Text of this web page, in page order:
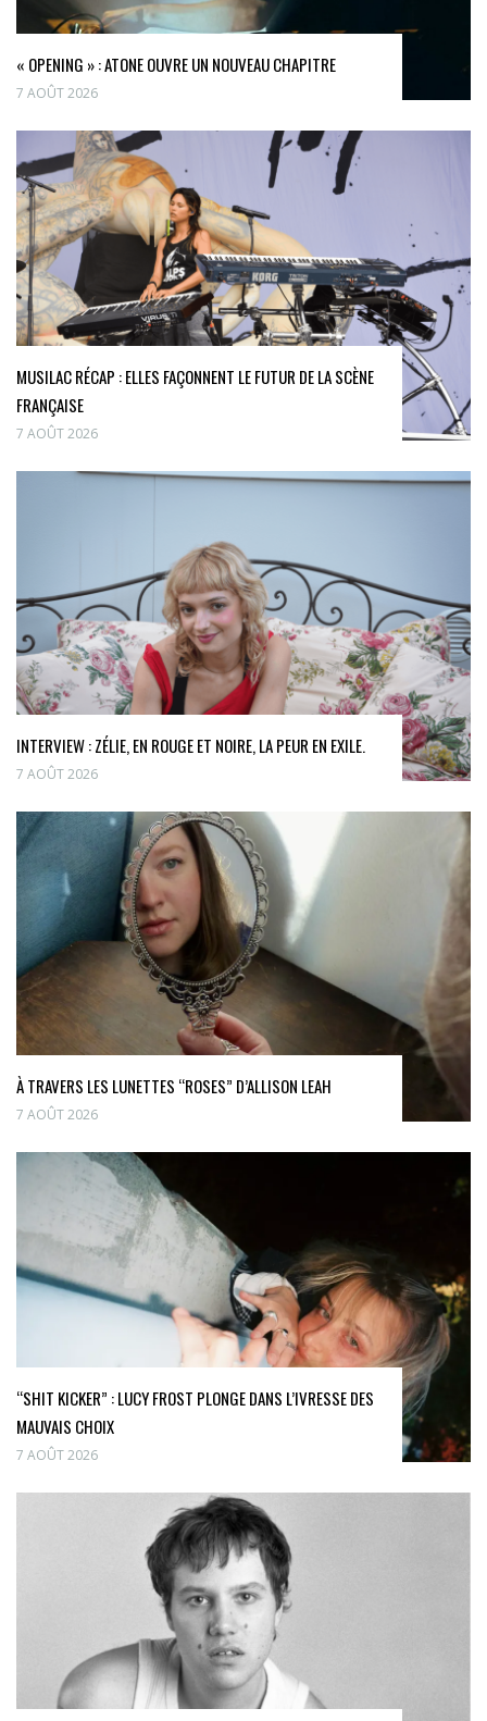
« OPENING » : ATONE OUVRE UN NOUVEAU CHAPITRE
7 AOÛT 2026
MUSILAC RÉCAP : ELLES FAÇONNENT LE FUTUR DE LA SCÈNE
FRANÇAISE
7 AOÛT 2026
INTERVIEW : ZÉLIE, EN ROUGE ET NOIRE, LA PEUR EN EXILE.
7 AOÛT 2026
À TRAVERS LES LUNETTES “ROSES” D’ALLISON LEAH
7 AOÛT 2026
“SHIT KICKER” : LUCY FROST PLONGE DANS L’IVRESSE DES
MAUVAIS CHOIX
7 AOÛT 2026